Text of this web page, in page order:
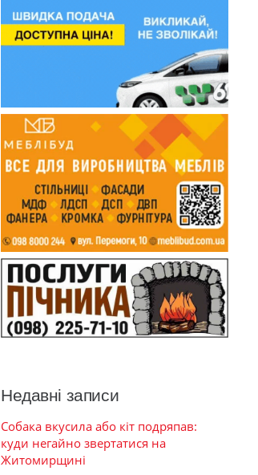
Недавні записи
Собака вкусила або кіт подряпав:
куди негайно звертатися на
Житомирщині